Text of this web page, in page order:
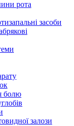
рота
засоби
болю
залози